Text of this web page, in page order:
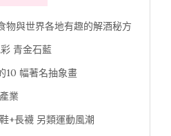
物與世界各地有趣的解酒秘方
青金石藍
10 幅著名抽象畫
業
+長襪 另類運動風潮